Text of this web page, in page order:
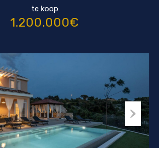
te koop
1.200.000€